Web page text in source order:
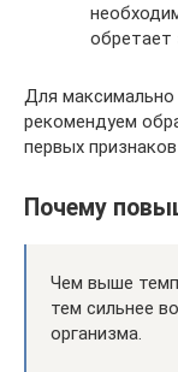
обретает
Для
рекомендуем
первых
Почему
Чем выше
тем сильнее
организма.